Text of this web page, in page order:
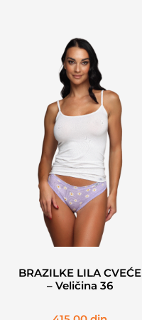
BRAZILKE LILA CVEĆE
– Veličina 36